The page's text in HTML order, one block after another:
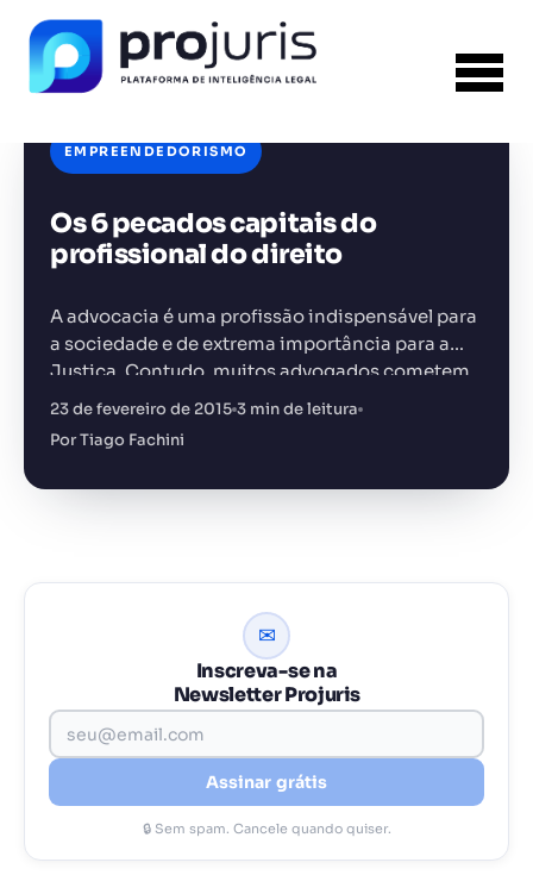
EMPREENDEDORISMO
Os 6 pecados capitais do
profissional do direito
A advocacia é uma profissão indispensável para
a sociedade e de extrema importância para a
Justiça. Contudo, muitos advogados cometem
erros gritantes, sendo muitas vezes o respectivo
23 de fevereiro de 2015 3 min de leitura
Por Tiago Fachini
✉
Inscreva-se na
Newsletter Projuris
Assinar grátis
🔒 Sem spam. Cancele quando quiser.
FERRAMENTA RECOMENDADA PARA ESTE
CONTEÚDO
Gerador de Petição
+14.000 juristas